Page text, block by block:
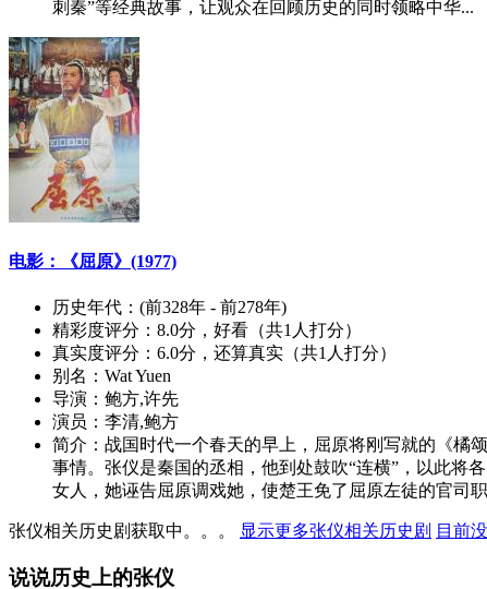
刺秦”等经典故事，让观众在回顾历史的同时领略中华...
电影：《屈原》(1977)
历史年代： (前328年 - 前278年)
精彩度评分： 8.0分，好看（共1人打分）
真实度评分： 6.0分，还算真实（共1人打分）
别名： Wat Yuen
导演： 鲍方,许先
演员： 李清,鲍方
简介： 战国时代一个春天的早上，屈原将刚写就的《橘
事情。张仪是秦国的丞相，他到处鼓吹“连横”，以此将
女人，她诬告屈原调戏她，使楚王免了屈原左徒的官司
张仪相关历史剧获取中。。。 显示更多张仪相关历史剧 目前
说说历史上的张仪